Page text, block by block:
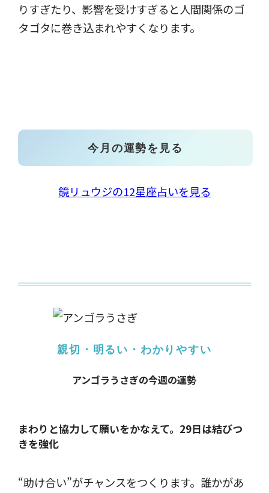
りすぎたり、影響を受けすぎると人間関係のゴ
タゴタに巻き込まれやすくなります。
今月の運勢を見る
鏡リュウジの12星座占いを見る
親切・明るい・わかりやすい
アンゴラうさぎの今週の運勢
まわりと協力して願いをかなえて。 29日は結びつ
きを強化
“助け合い”がチャンスをつくります。誰かがあ